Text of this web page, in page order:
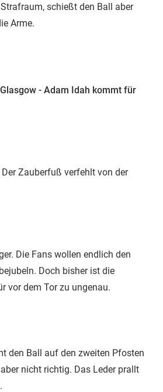
schießt den Ball aber
Arme.
- Adam Idah kommt für
Zauberfuß verfehlt von der
Die Fans wollen endlich den
Doch bisher ist die
vor dem Tor zu ungenau.
den Ball auf den zweiten Pfosten
nicht richtig. Das Leder prallt